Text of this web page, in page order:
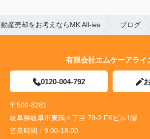
産売却をお考えならMK All-ies ブログ
有限会社エムケーアライ
0120-004-792
〒500-8281
岐阜県岐阜市東鶉４丁目 79-2 FKビル1階
営業時間： 9:00-18:00